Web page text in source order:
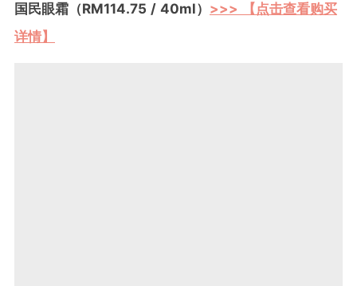
国民眼霜（RM114.75 / 40ml） >>> 【点击查看购买
详情】